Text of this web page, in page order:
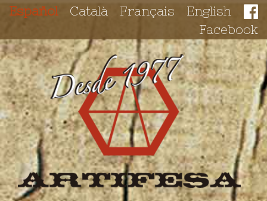
Español Català Français
English
Facebook